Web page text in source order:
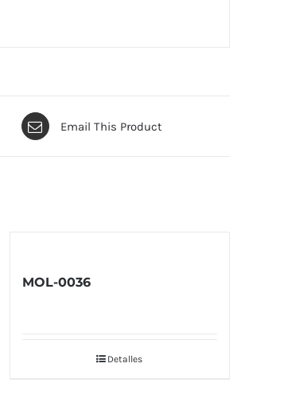
Email This Product
MOL-0036
Detalles